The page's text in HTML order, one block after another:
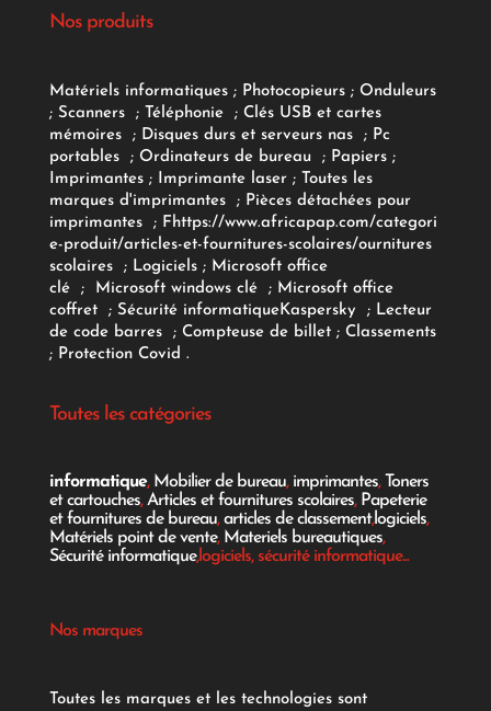
Nos produits
Matériels informatiques; Photocopieurs; Onduleurs
; Scanners ; Téléphonie ; Clés USB et cartes
mémoires
; Disques durs et serveurs nas ; Pc
portables
; Ordinateurs de bureau ; Papiers;
Imprimantes;Imprimante laser; Toutes les
marques d'imprimantes
; Pièces détachées pour
imprimantes
; Fhttps://www.africapap.com/categori
e-produit/articles-et-fournitures-scolaires/ournitures
scolaires; Logiciels ; Microsoft office
clé
; Microsoft windows clé; Microsoft office
coffret ; Sécurité informatiqueKaspersky ; Lecteur
de code barres
; Compteuse de billet; Classements
; Protection Covid .
Toutes les catégories
informatique, Mobilier de bureau, imprimantes,Toners
et cartouches,Articles et fournitures scolaires, Papeterie
et fournitures de bureau,articles de classement,logiciels,
Matériels point de vente, Materiels bureautiques,
Sécurité informatique,logiciels, sécurité informatique...
Nos marques
Toutes les marques et les technologies sont